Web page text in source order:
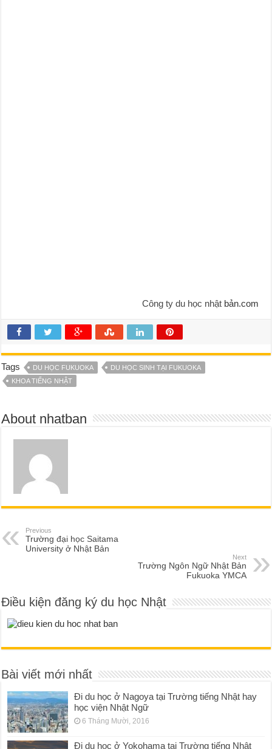
Công ty du học nhậtbản.com
Tags DU HỌC FUKUOKA
DU HỌC SINH TẠI FUKUOKA
KHOA TIẾNG NHẬT
About nhatban
Previous
Trường đại học Saitama
University ở Nhật Bản
Next
Trường Ngôn Ngữ Nhật Bản
Fukuoka YMCA
Điều kiện đăng ký du học Nhật
Bài viết mới nhất
Đi du học ở Nagoya tại Trường tiếng Nhật hay
học viện Nhật Ngữ
6 Tháng Mười, 2016
Đi du học ở Yokohama tại Trường tiếng Nhật